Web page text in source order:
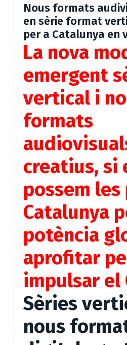
Nous formats
en sèrie format
per a Catalunya en
La nova
emergent
vertical i
formats
creatius, si
possem
Catalunya
potència
aprofitar
impulsar el
Sèries
nous